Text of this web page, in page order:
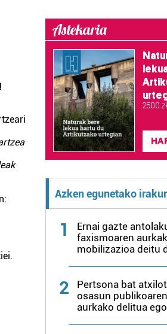
Astekaria
2.500
Azken egunetako
1
Ernai gazte
faxismoaren
mobilizazioa deitu
2
Pertsona bat
osasun publikoaren
aurkako delitua